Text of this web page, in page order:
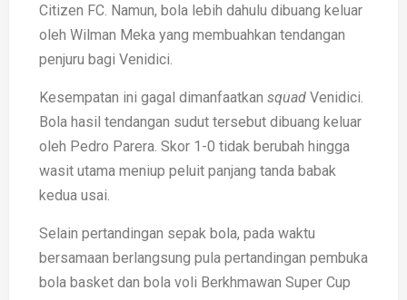
Citizen FC. Namun, bola lebih dahulu dibuang keluar
oleh Wilman Meka yang membuahkan tendangan
penjuru bagi Venidici.
Kesempatan ini gagal dimanfaatkan squad Venidici.
Bola hasil tendangan sudut tersebut dibuang keluar
oleh Pedro Parera. Skor 1-0 tidak berubah hingga
wasit utama meniup peluit panjang tanda babak
kedua usai.
Selain pertandingan sepak bola, pada waktu
bersamaan berlangsung pula pertandingan pembuka
bola basket dan bola voli Berkhmawan Super Cup